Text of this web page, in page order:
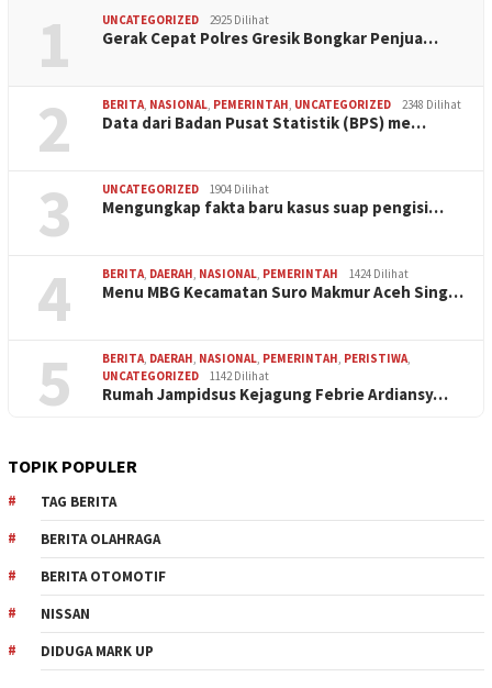
1 UNCATEGORIZED 2925 Dilihat
Gerak Cepat Polres Gresik Bongkar Penjua…
2 BERITA, NASIONAL, PEMERINTAH, UNCATEGORIZED 2348 Dilihat
Data dari Badan Pusat Statistik (BPS) me…
3 UNCATEGORIZED 1904 Dilihat
Mengungkap fakta baru kasus suap pengisi…
4 BERITA, DAERAH, NASIONAL, PEMERINTAH 1424 Dilihat
Menu MBG Kecamatan Suro Makmur Aceh Sing…
5 BERITA, DAERAH, NASIONAL, PEMERINTAH, PERISTIWA,
UNCATEGORIZED
1142 Dilihat
Rumah Jampidsus Kejagung Febrie Ardiansy…
TOPIK POPULER
TAG BERITA
BERITA OLAHRAGA
BERITA OTOMOTIF
NISSAN
DIDUGA MARK UP